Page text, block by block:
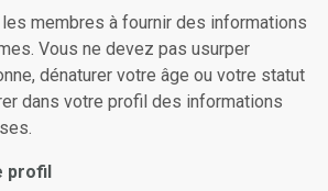
membres à fournir des informations
Vous ne devez pas usurper
dénaturer votre âge ou votre statut
dans votre profil des informations
profil